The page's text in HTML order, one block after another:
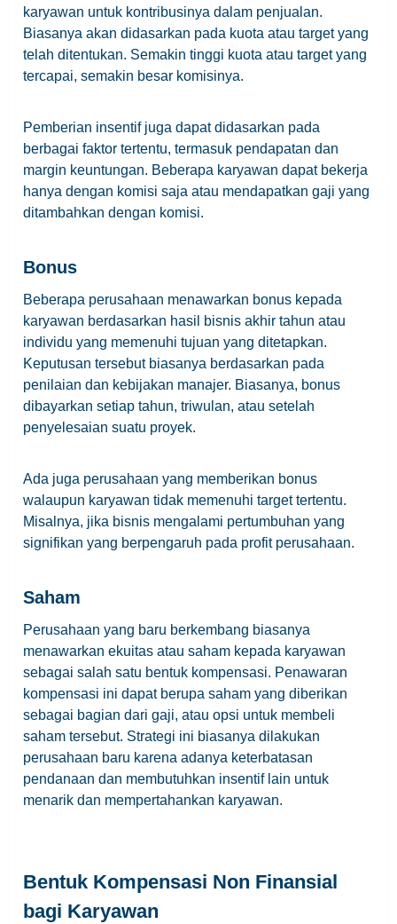
karyawan untuk kontribusinya dalam penjualan.
Biasanya akan didasarkan pada kuota atau target yang
telah ditentukan. Semakin tinggi kuota atau target yang
tercapai, semakin besar komisinya.
Pemberian insentif juga dapat didasarkan pada
berbagai faktor tertentu, termasuk pendapatan dan
margin keuntungan. Beberapa karyawan dapat bekerja
hanya dengan komisi saja atau mendapatkan gaji yang
ditambahkan dengan komisi.
Bonus
Beberapa perusahaan menawarkan bonus kepada
karyawan berdasarkan hasil bisnis akhir tahun atau
individu yang memenuhi tujuan yang ditetapkan.
Keputusan tersebut biasanya berdasarkan pada
penilaian dan kebijakan manajer. Biasanya, bonus
dibayarkan setiap tahun, triwulan, atau setelah
penyelesaian suatu proyek.
Ada juga perusahaan yang memberikan bonus
walaupun karyawan tidak memenuhi target tertentu.
Misalnya, jika bisnis mengalami pertumbuhan yang
signifikan yang berpengaruh pada profit perusahaan.
Saham
Perusahaan yang baru berkembang biasanya
menawarkan ekuitas atau saham kepada karyawan
sebagai salah satu bentuk kompensasi. Penawaran
kompensasi ini dapat berupa saham yang diberikan
sebagai bagian dari gaji, atau opsi untuk membeli
saham tersebut. Strategi ini biasanya dilakukan
perusahaan baru karena adanya keterbatasan
pendanaan dan membutuhkan insentif lain untuk
menarik dan mempertahankan karyawan.
Bentuk Kompensasi Non Finansial
bagi Karyawan